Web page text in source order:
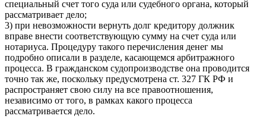
специальный счет того суда или судебного органа, который
рассматривает дело;
3) при невозможности вернуть долг кредитору должник
вправе внести соответствующую сумму на счет суда или
нотариуса. Процедуру такого перечисления денег мы
подробно описали в разделе, касающемся арбитражного
процесса. В гражданском судопроизводстве она проводится
точно так же, поскольку предусмотрена ст. 327 ГК РФ и
распространяет свою силу на все правоотношения,
независимо от того, в рамках какого процесса
рассматривается дело.